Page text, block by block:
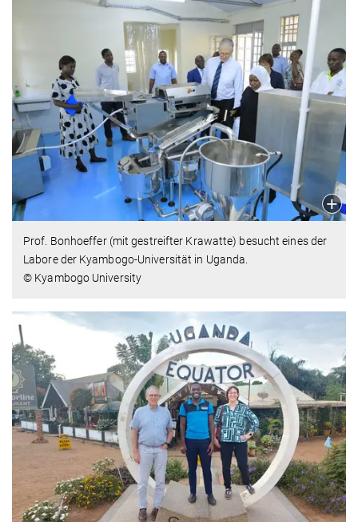
Prof. Bonhoeffer (mit gestreifter Krawatte) besucht eines der
Labore der Kyambogo-Universität in Uganda.
© Kyambogo University